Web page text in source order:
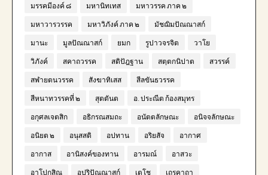
มรรคมีองค์ ๘ มหานิทเทส มหาวรรค ภาค ๒
มหาวารวรรค มหาวิภังค์ ภาค ๒ มัชฌิมปัณณาสก์
มานะ มูลปัณณาสก์ ยมก รูปาวจรจิต วาโย
วิภังค์ สคาถวรรค สติปัฎฐาน สตฺตกนิปาต สวรรค์
สฬายตนวรรค สังฆาทิเสส สีลขันธวรรค
สีหนาทวรรคที่ ๒ สุตตันต อ. ประณีต ก้องสมุทร
อกุศลเจตสิก อธิกรณสมถะ อนัตตลักษณะ อนิจจลักษณะ
อนิยต ๒ อนุสสติ อปทาน อริยสัจ อากาศ
อากาส อานิสงค์ของทาน อารมณ์ อาสวะ
อาโปกสิณ อุปริปัณณาสก์ เตโช เถรคาถา